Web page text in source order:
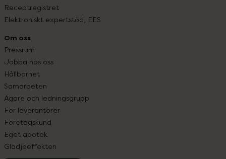
Receptregistret
Elektroniskt expertstöd, EES
Om oss
Pressrum
Jobba hos oss
Hållbarhet
Samarbeten
Ägare och ledningsgrupp
För leverantörer
Företagskund
Eget apotek
Glädjeeffekten